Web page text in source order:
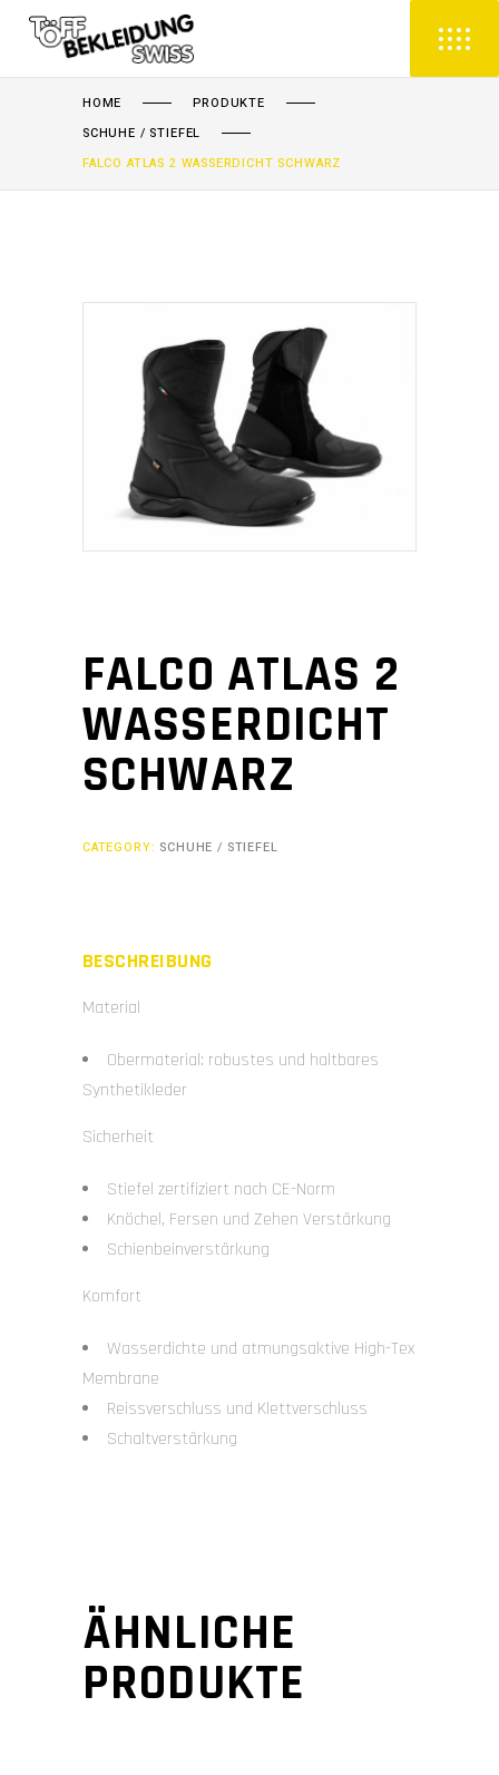
HOME
PRODUKTE
SCHUHE / STIEFEL
FALCO ATLAS 2 WASSERDICHT SCHWARZ
FALCO ATLAS 2
WASSERDICHT
SCHWARZ
CATEGORY: SCHUHE / STIEFEL
BESCHREIBUNG
Material
Obermaterial: robustes und haltbares
Synthetikleder
Sicherheit
Stiefel zertifiziert nach CE-Norm
Knöchel, Fersen und Zehen Verstärkung
Schienbeinverstärkung
Komfort
Wasserdichte und atmungsaktive High-Tex
Membrane
Reissverschluss und Klettverschluss
Schaltverstärkung
ÄHNLICHE
PRODUKTE